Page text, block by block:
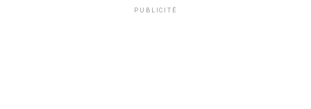
PUBLICITÉ